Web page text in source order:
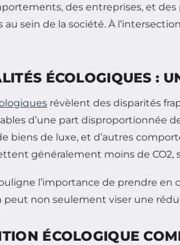
des entreprises, et
sein de la société. À
ÉCOLOGIQUES :
révèlent des disparités
d’une part disproportionnée
biens de luxe, et d’autres
généralement moins de
l’importance de prendre en
peut non seulement viser une
ÉCOLOGIQUE